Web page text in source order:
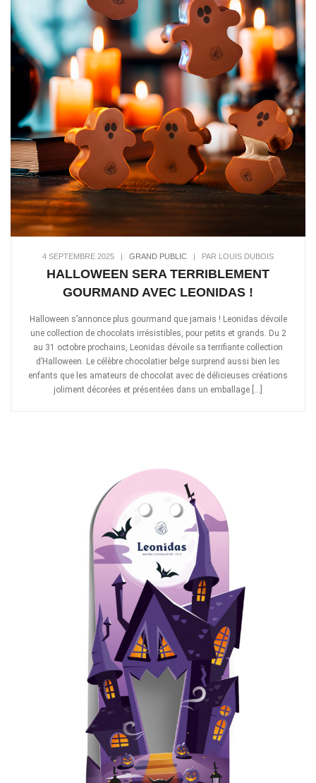
4 SEPTEMBRE 2025 | GRAND PUBLIC | PAR LOUIS DUBOIS
HALLOWEEN SERA TERRIBLEMENT
GOURMAND AVEC LEONIDAS !
Halloween s’annonce plus gourmand que jamais ! Leonidas dévoile
une collection de chocolats irrésistibles, pour petits et grands. Du 2
au 31 octobre prochains, Leonidas dévoile sa terrifiante collection
d’Halloween. Le célèbre chocolatier belge surprend aussi bien les
enfants que les amateurs de chocolat avec de délicieuses créations
joliment décorées et présentées dans un emballage […]